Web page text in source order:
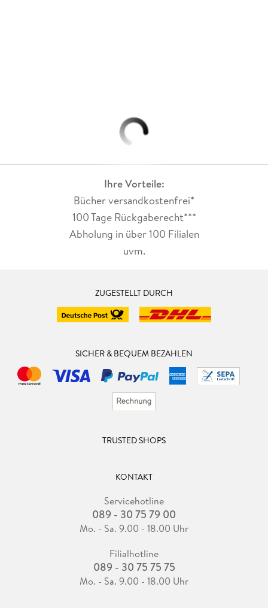
Ihre Vorteile:
Bücher versandkostenfrei*
100 Tage Rückgaberecht***
Abholung in über 100 Filialen
uvm.
ZUGESTELLT DURCH
SICHER & BEQUEM BEZAHLEN
TRUSTED SHOPS
KONTAKT
Servicehotline
089 - 30 75 79 00
Mo. - Sa. 9.00 - 18.00 Uhr
Filialhotline
089 - 30 75 75 75
Mo. - Sa. 9.00 - 18.00 Uhr